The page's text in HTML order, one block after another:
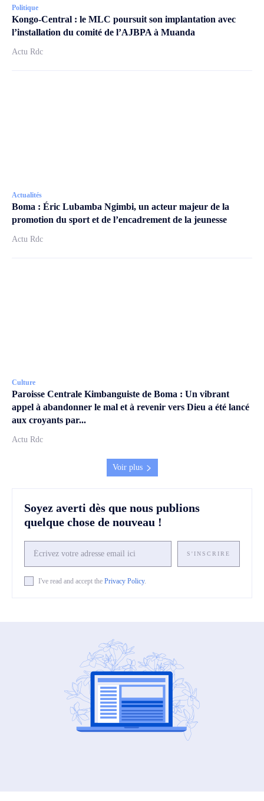
Politique
Kongo-Central : le MLC poursuit son implantation avec
l’installation du comité de l’AJBPA à Muanda
Actu Rdc
Actualités
Boma : Éric Lubamba Ngimbi, un acteur majeur de la
promotion du sport et de l’encadrement de la jeunesse
Actu Rdc
Culture
Paroisse Centrale Kimbanguiste de Boma : Un vibrant
appel à abandonner le mal et à revenir vers Dieu a été lancé
aux croyants par...
Actu Rdc
Voir plus
Soyez averti dès que nous publions
quelque chose de nouveau !
S'INSCRIRE
I've read and accept the Privacy Policy.